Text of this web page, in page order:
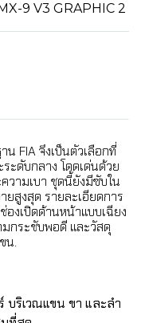
9 V3 GRAPHIC 2
น FIA จึงเป็นตัวเลือกที่
ะดับกลาง โดดเด่นด้วย
วามเบา ชุดนี้ยังมีซับใน
ยสูงสุด รายละเอียดการ
งเปิดด้านหน้าแบบเฉียง
มกระชับพอดี และวัสดุ
น.
ริเวณแขน ขา และลำ